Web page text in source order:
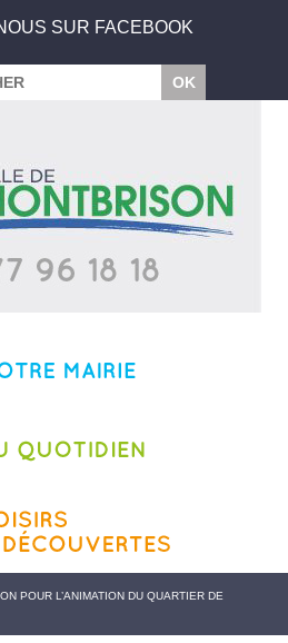
SUR FACEBOOK
POUR L’ANIMATION DU QUARTIER DE